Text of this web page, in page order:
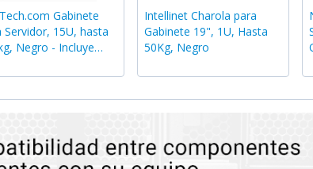
Gabinete
Servidor, 15U, hasta
Negro - Incluye
Intellinet Charola para
Gabinete 19", 1U, Hasta
50Kg, Negro